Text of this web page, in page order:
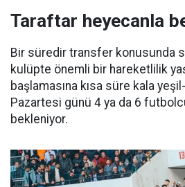
Taraftar heyecanla
Bir süredir transfer konusunda
kulüpte önemli bir hareketlilik
başlamasına kısa süre kala yeşil-
Pazartesi günü 4 ya da 6
bekleniyor.